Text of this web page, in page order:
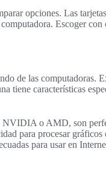
opciones. Las
Escoger
de las computadoras.
tiene características
NVIDIA o AMD, son
para procesar
para usar en